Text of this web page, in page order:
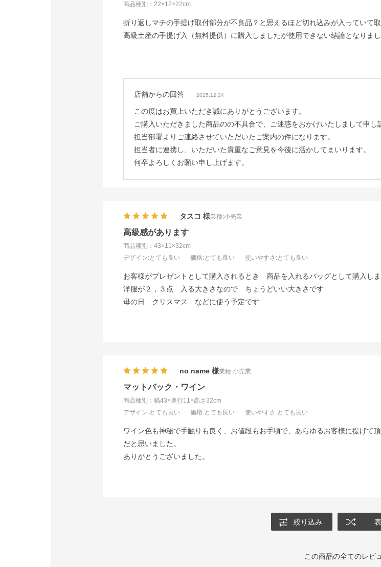
商品種別：22×12×22cm
折り返しマチの手提げ取付部分が不良品？と思えるほど切れ込みが入っていて取
高級土産の手提げ入（無料提供）に購入しましたが使用できない結論となりまし
店舗からの回答 2025.12.24
この度はお買上いただき誠にありがとうございます。
ご購入いただきました商品のの不具合で、ご迷惑をおかけいたしまして申し
担当部署よりご連絡させていただいたご案内の件になります。
担当者に連携し、いただいた貴重なご意見を今後に活かしてまいります。
何卒よろしくお願い申し上げます。
高級感があります
商品種別：43×11×32cm
デザイン:とても良い 価格:とても良い 使いやすさ :とても良い
タスコ 業種:小売業
お客様がプレゼントとして購入されるとき 商品を入れるバッグとして購入し
洋服が２，３点 入る大きさなので ちょうどいい大きさです
母の日 クリスマス などに使う予定です
マットバック・ワイン
商品種別：幅43×奥行11×高さ32cm
デザイン:とても良い 価格:とても良い 使いやすさ :とても良い
no name 業種:小売業
ワイン色も神秘で手触りも良く、お値段もお手頃で、あらゆるお客様に提げて
だと思いました。
ありがとうございました。
絞り込み
この商品の全てのレビ